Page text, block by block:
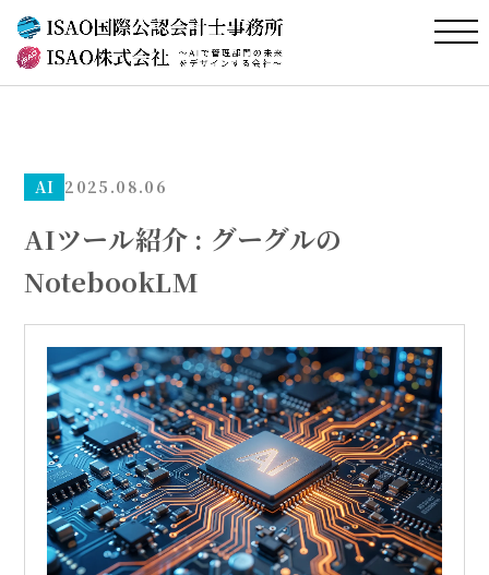
AI 2025.08.06
AIツール紹介 : グーグルの
NotebookLM